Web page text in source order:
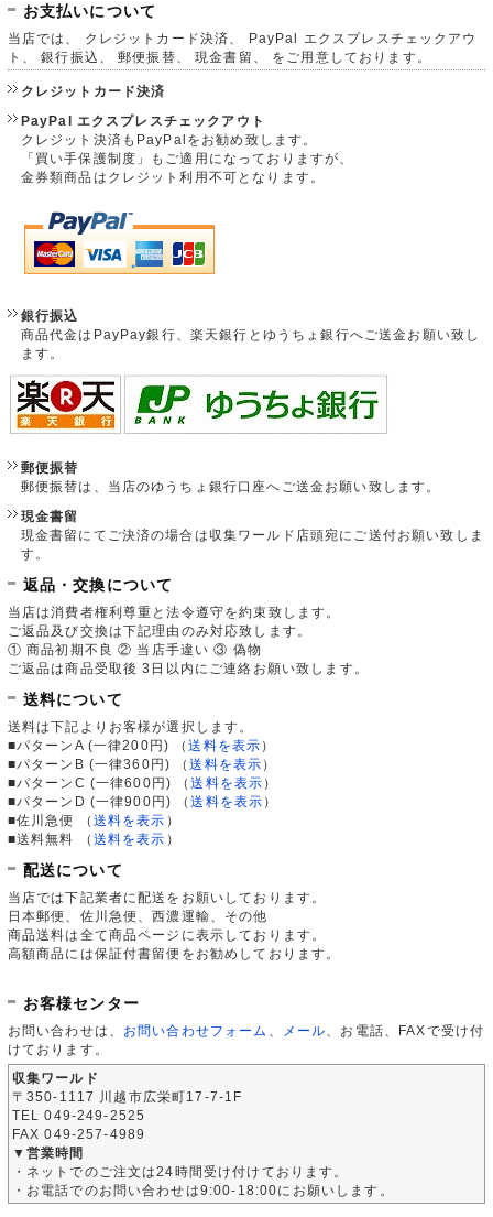
お支払いについて
当店では、 クレジットカード決済、 PayPal エクスプレスチェックアウ
ト、 銀行振込、 郵便振替、 現金書留、 をご用意しております。
クレジットカード決済
PayPal エクスプレスチェックアウト
クレジット決済もPayPalをお勧め致します。
「買い手保護制度」もご適用になっておりますが、
金券類商品はクレジット利用不可となります。
銀行振込
商品代金はPayPay銀行、楽天銀行とゆうちょ銀行へご送金お願い致し
ます。
郵便振替
郵便振替は、当店のゆうちょ銀行口座へご送金お願い致します。
現金書留
現金書留にてご決済の場合は収集ワールド店頭宛にご送付お願い致しま
す。
返品・交換について
当店は消費者権利尊重と法令遵守を約束致します。
ご返品及び交換は下記理由のみ対応致します。
① 商品初期不良 ② 当店手違い ③ 偽物
ご返品は商品受取後 3日以内にご連絡お願い致します。
送料について
送料は下記よりお客様が選択します。
■パターンA (一律200円)
（送料を表示 ）
■パターンB (一律360円)
（送料を表示 ）
■パターンC (一律600円)
（送料を表示 ）
■パターンD (一律900円)
（送料を表示 ）
■佐川急便
（ 送料を表示 ）
■送料無料
（ 送料を表示 ）
配送について
当店では下記業者に配送をお願いしております。
日本郵便、佐川急便、西濃運輸、その他
商品送料は全て商品ページに表示しております。
高額商品には保証付書留便をお勧めしております。
お客様センター
お問い合わせは、 お問い合わせフォーム メール 、お電話、FAXで受け付
けております。
収集ワールド
〒350-1117 川越市広栄町17-7-1F
TEL 049-249-2525
FAX 049-257-4989
▼営業時間
・ネットでのご注文は24時間受け付けております。
・お電話でのお問い合わせは9:00-18:00にお願いします。